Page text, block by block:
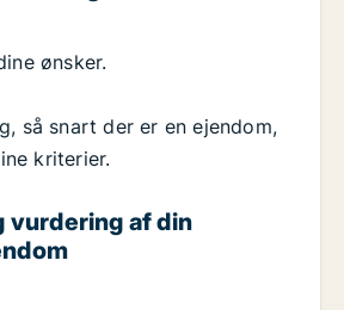
ønsker.
så snart der er en ejendom,
kriterier.
vurdering af din